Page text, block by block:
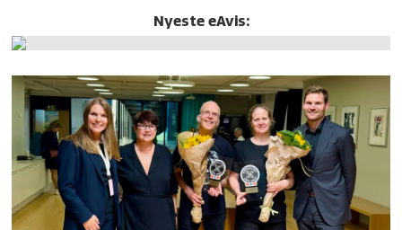
Nyeste eAvis: